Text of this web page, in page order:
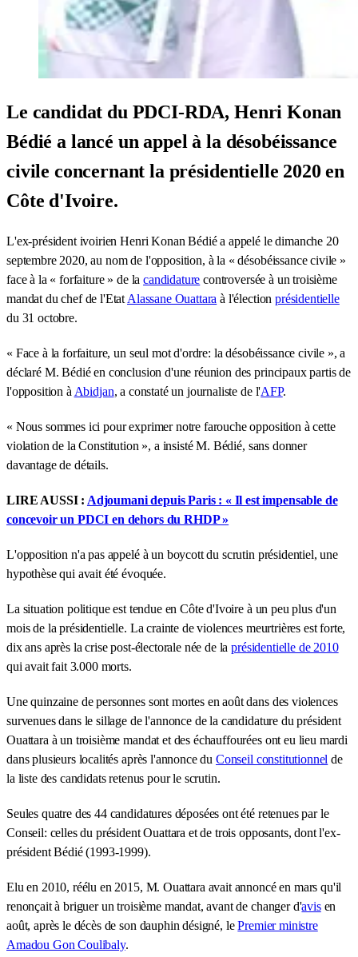
Le candidat du PDCI-RDA, Henri Konan
Bédié a lancé un appel à la désobéissance
civile concernant la présidentielle 2020 en
Côte d'Ivoire.
L'ex-président ivoirien Henri Konan Bédié a appelé le dimanche 20
septembre 2020, au nom de l'opposition, à la « désobéissance civile »
face à la « forfaiture » de lacandidature controversée à un troisième
mandat du chef de l'Etat Alassane Ouattara à l'électionprésidentielle
du 31 octobre.
« Face à la forfaiture, un seul mot d'ordre: la désobéissance civile », a
déclaré M. Bédié en conclusion d'une réunion des principaux partis de
l'opposition à Abidjan, a constaté un journaliste de l'AFP.
« Nous sommes ici pour exprimer notre farouche opposition à cette
violation de la Constitution », a insisté M. Bédié, sans donner
davantage de détails.
LIRE AUSSI : Adjoumani depuis Paris : « Il est impensable de
concevoir un PDCI en dehors du RHDP »
L'opposition n'a pas appelé à un boycott du scrutin présidentiel, une
hypothèse qui avait été évoquée.
La situation politique est tendue en Côte d'Ivoire à un peu plus d'un
mois de la présidentielle. La crainte de violences meurtrières est forte,
dix ans après la crise post-électorale née de laprésidentielle de 2010
qui avait fait 3.000 morts.
Une quinzaine de personnes sont mortes en août dans des violences
survenues dans le sillage de l'annonce de la candidature du président
Ouattara à un troisième mandat et des échauffourées ont eu lieu mardi
dans plusieurs localités après l'annonce du Conseil constitutionnel de
la liste des candidats retenus pour le scrutin.
Seules quatre des 44 candidatures déposées ont été retenues par le
Conseil: celles du président Ouattara et de trois opposants, dont l'ex-
président Bédié (1993-1999).
Elu en 2010, réélu en 2015, M. Ouattara avait annoncé en mars qu'il
renonçait à briguer un troisième mandat, avant de changer d'avisen
août, après le décès de son dauphin désigné, lePremier ministre
Amadou Gon Coulibaly.